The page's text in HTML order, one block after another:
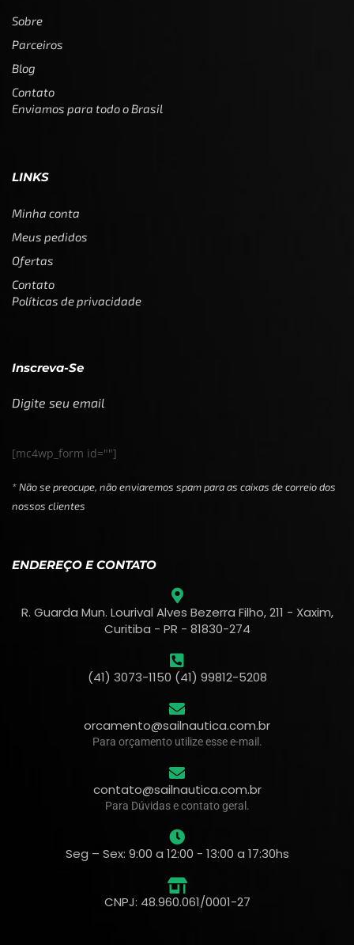
Sobre
Parceiros
Blog
Contato
Enviamos para todo o Brasil
LINKS
Minha conta
Meus pedidos
Ofertas
Contato
Políticas de privacidade
Inscreva-Se
Digite seu email
[mc4wp_form id=""]
* Não se preocupe, não enviaremos spam para as caixas de correio dos
nossos clientes
ENDEREÇO E CONTATO
R. Guarda Mun. Lourival Alves Bezerra Filho, 211 - Xaxim,
Curitiba - PR - 81830-274
(41) 3073-1150 (41) 99812-5208
orcamento@sailnautica.com.br
Para orçamento utilize esse e-mail.
contato@sailnautica.com.br
Para Dúvidas e contato geral.
Seg – Sex: 9:00 a 12:00 - 13:00 a 17:30hs
CNPJ: 48.960.061/0001-27